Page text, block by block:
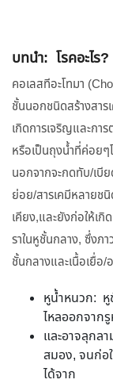
บทนำ: โรคอะไ
คอเลสทีอะโทมา
ชั้นนอกชนิดสร้างสา
เกิดการเจริญและกา
หรือเป็นถุงน้ำที่ค่อย
นอกจากจะกดทับ/เบีย
ย่อย/สารเคมีหลายช
เคียง,และยังก่อให้เกิ
ราในหูชั้นกลาง, ซึ่งภ
ชั้นกลางและเนื้อเยื่อ/
หูน้ำหนวก: หู
ไหลออกจาก
และอาจลุกล
สมอง, จนก่อ
ได้จาก